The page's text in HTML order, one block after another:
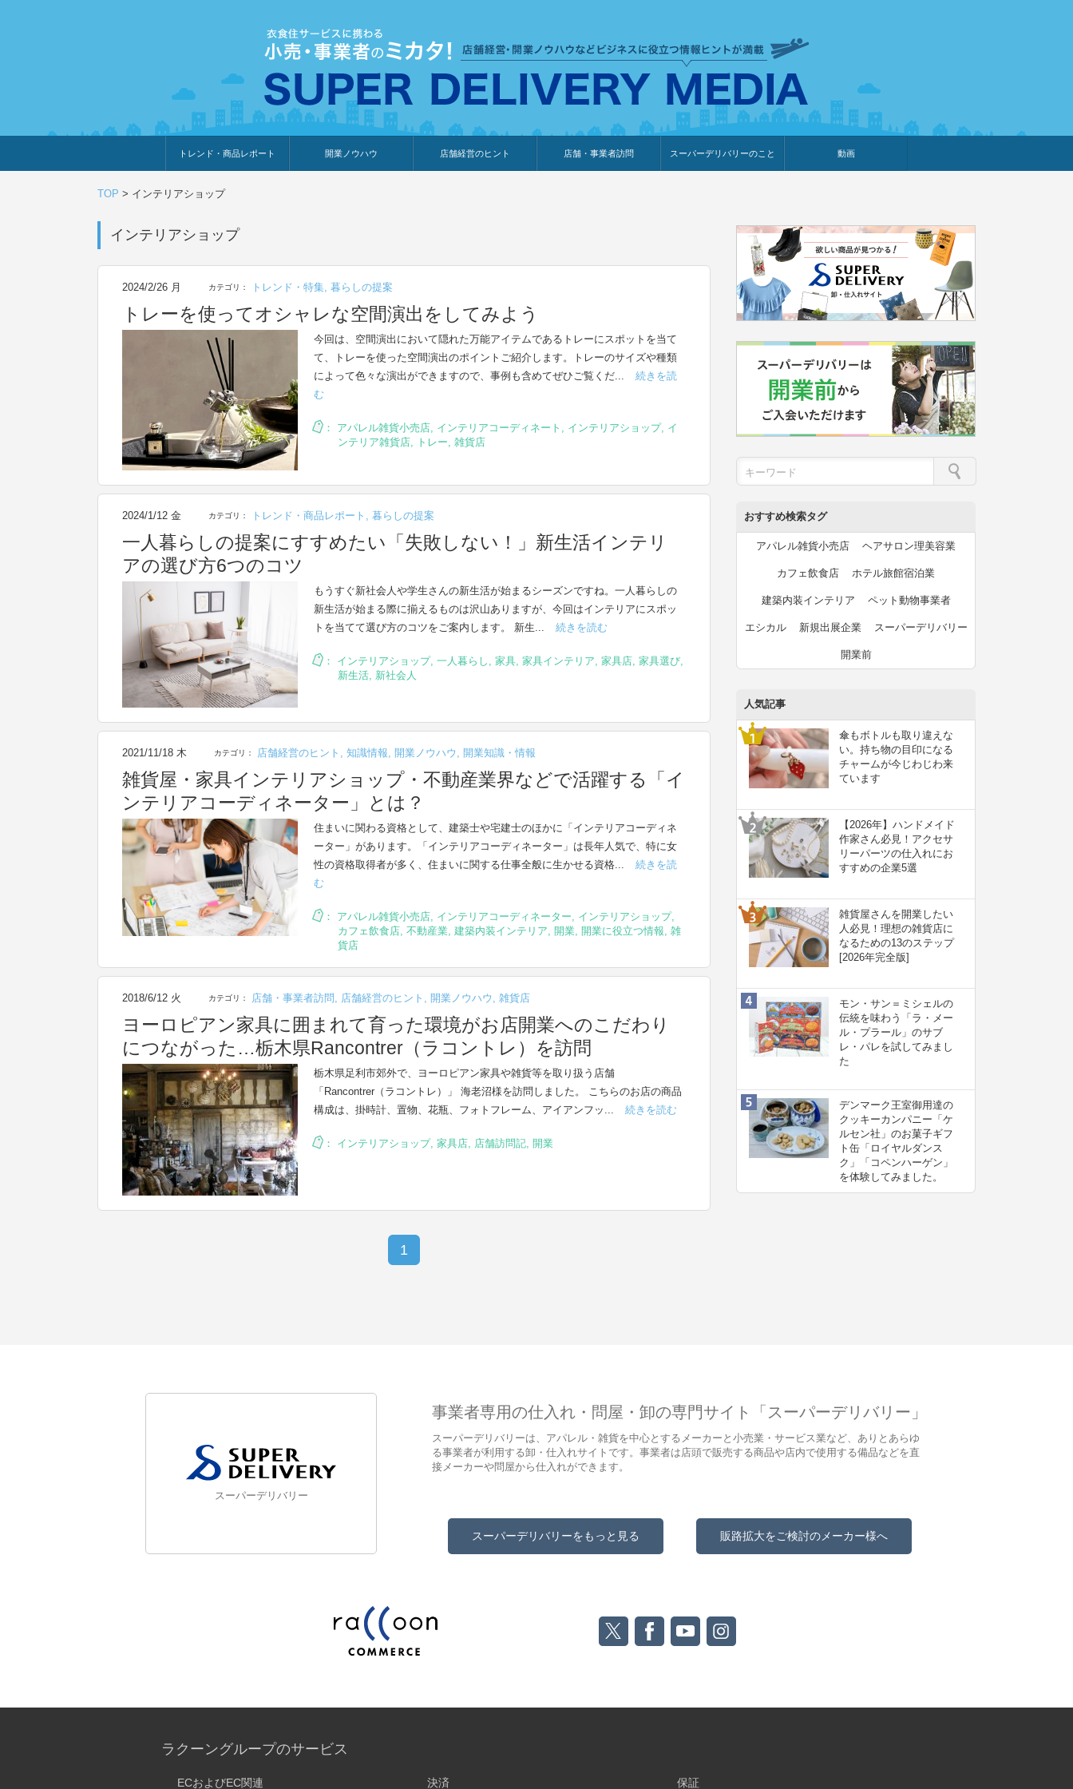
トレンド・商品レポート
トレンド・特集
人気ランキング
出展企業のおすすめ
商品体験・レビュー
暮らしの提案
開業ノウハウ 店舗経営のヒント 店舗・事業者訪問 スーパーデリバリーのこと 動画
TOP > インテリアショップ
インテリアショップ
2024/2/26 月 カテゴリ： トレンド・特集, 暮らしの提案
トレーを使ってオシャレな空間演出をしてみよう
今回は、空間演出において隠れた万能アイテムであるトレーにスポットを当て
て、トレーを使った空間演出のポイントご紹介します。トレーのサイズや種類
によって色々な演出ができますので、事例も含めてぜひご覧くだ...
続きを読
む
： アパレル雑貨小売店, インテリアコーディネート , インテリアショップ, イ
ンテリア雑貨店, トレー, 雑貨店
2024/1/12 金 カテゴリ： トレンド・商品レポート , 暮らしの提案
一人暮らしの提案にすすめたい「失敗しない！」新生活インテリ
アの選び方6つのコツ
もうすぐ新社会人や学生さんの新生活が始まるシーズンですね。一人暮らしの
新生活が始まる際に揃えるものは沢山ありますが、今回はインテリアにスポッ
トを当てて選び方のコツをご案内します。 新生...
続きを読む
： インテリアショップ, 一人暮らし , 家具, 家具インテリア, 家具店, 家具選び,
新生活, 新社会人
2021/11/18 木 カテゴリ： 店舗経営のヒント , 知識情報, 開業ノウハウ , 開業知識・情報
雑貨屋・家具インテリアショップ・不動産業界などで活躍する「イ
ンテリアコーディネーター」とは？
住まいに関わる資格として、建築士や宅建士のほかに「インテリアコーディネ
ーター」があります。「インテリアコーディネーター」は長年人気で、特に女
性の資格取得者が多く、住まいに関する仕事全般に生かせる資格...
続きを読
む
： アパレル雑貨小売店, インテリアコーディネーター, インテリアショップ,
カフェ飲食店, 不動産業, 建築内装インテリア, 開業, 開業に役立つ情報, 雑
貨店
2018/6/12 火 カテゴリ： 店舗・事業者訪問 , 店舗経営のヒント , 開業ノウハウ , 雑貨店
ヨーロピアン家具に囲まれて育った環境がお店開業へのこだわり
につながった…栃木県Rancontrer（ラコントレ）を訪問
栃木県足利市郊外で、ヨーロピアン家具や雑貨等を取り扱う店舗
「Rancontrer（ラコントレ）」 海老沼様を訪問しました。 こちらのお店の商品
構成は、掛時計、置物、花瓶、フォトフレーム、アイアンフッ...
続きを読む
： インテリアショップ, 家具店, 店舗訪問記, 開業
1
おすすめ検索タグ
アパレル雑貨小売店 ヘアサロン理美容業
カフェ飲食店 ホテル旅館宿泊業
建築内装インテリア ペット動物事業者
エシカル 新規出展企業 スーパーデリバリー
開業前
人気記事
傘もボトルも取り違えな
い。持ち物の目印になる
チャームが今じわじわ来
ています
【2026年】ハンドメイド
作家さん必見！アクセサ
リーパーツの仕入れにお
すすめの企業5選
雑貨屋さんを開業したい
人必見！理想の雑貨店に
なるための13のステップ
[2026年完全版]
モン・サン＝ミシェルの
伝統を味わう「ラ・メー
ル・プラール」のサブ
レ・パレを試してみまし
た
デンマーク王室御用達の
クッキーカンパニー「ケ
ルセン社」のお菓子ギフ
ト缶「ロイヤルダンス
ク」「コペンハーゲン」
を体験してみました。
スーパーデリバリー
事業者専用の仕入れ・問屋・卸の専門サイト「スーパーデリバリー」
スーパーデリバリーは、アパレル・雑貨を中心とするメーカーと小売業・サービス業など、ありとあらゆ
る事業者が利用する卸・仕入れサイトです。事業者は店頭で販売する商品や店内で使用する備品などを直
接メーカーや問屋から仕入れができます。
スーパーデリバリーをもっと見る 販路拡大をご検討のメーカー様へ
ラクーングループのサービス
ECおよびEC関連 決済 保証